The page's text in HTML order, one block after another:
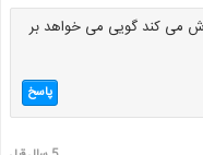
می کند گویی می خواهد بر
پاسخ